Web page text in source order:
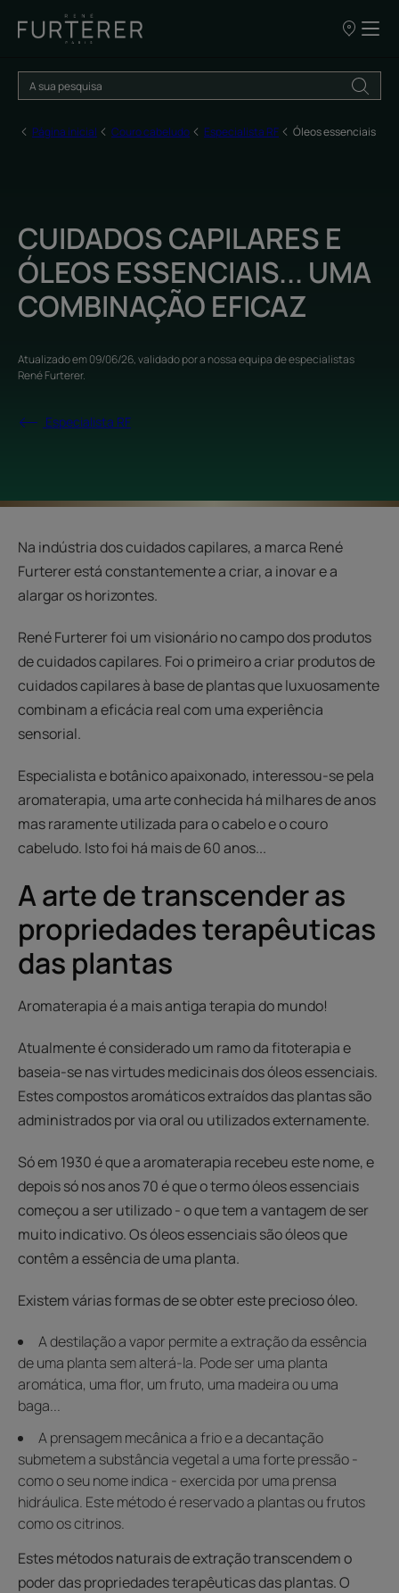
OS
DE
VENDA
Página inicial Couro cabeludo Especialista RF Óleos essenciais
CUIDADOS CAPILARES E
ÓLEOS ESSENCIAIS... UMA
COMBINAÇÃO EFICAZ
Atualizado em09/06/26, validado pora nossa equipa de especialistas
René Furterer.
Especialista RF
Na indústria dos cuidados capilares, a marca René
Furterer está constantemente a criar, a inovar e a
alargar os horizontes.
René Furterer foi um visionário no campo dos produtos
de cuidados capilares. Foi o primeiro a criar produtos de
cuidados capilares à base de plantas que luxuosamente
combinam a eficácia real com uma experiência
sensorial.
Especialista e botânico apaixonado, interessou-se pela
aromaterapia, uma arte conhecida há milhares de anos
mas raramente utilizada para o cabelo e o couro
cabeludo. Isto foi há mais de 60 anos...
A arte de transcender as
propriedades terapêuticas
das plantas
Aromaterapia é a mais antiga terapia do mundo!
Atualmente é considerado um ramo da fitoterapia e
baseia-se nas virtudes medicinais dos óleos essenciais.
Estes compostos aromáticos extraídos das plantas são
administrados por via oral ou utilizados externamente.
Só em 1930 é que a aromaterapia recebeu este nome, e
depois só nos anos 70 é que o termo óleos essenciais
começou a ser utilizado - o que tem a vantagem de ser
muito indicativo. Os óleos essenciais são óleos que
contêm a essência de uma planta.
Existem várias formas de se obter este precioso óleo.
A destilação a vapor permite a extração da essência
de uma planta sem alterá-la. Pode ser uma planta
aromática, uma flor, um fruto, uma madeira ou uma
baga...
A prensagem mecânica a frio e a decantação
submetem a substância vegetal a uma forte pressão -
como o seu nome indica - exercida por uma prensa
hidráulica. Este método é reservado a plantas ou frutos
como os citrinos.
Estes métodos naturais de extração transcendem o
poder das propriedades terapêuticas das plantas. O